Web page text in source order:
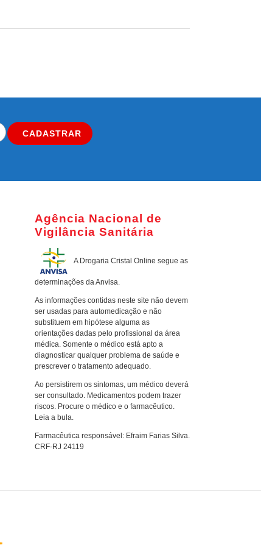
CADASTRAR
Agência Nacional de
Vigilância Sanitária
A Drogaria Cristal Online segue as
determinações da Anvisa.
As informações contidas neste site não devem
ser usadas para automedicação e não
substituem em hipótese alguma as
orientações dadas pelo profissional da área
médica. Somente o médico está apto a
diagnosticar qualquer problema de saúde e
prescrever o tratamento adequado.
Ao persistirem os sintomas, um médico deverá
ser consultado. Medicamentos podem trazer
riscos. Procure o médico e o farmacêutico.
Leia a bula.
Farmacêutica responsável: Efraim Farias Silva.
CRF-RJ 24119